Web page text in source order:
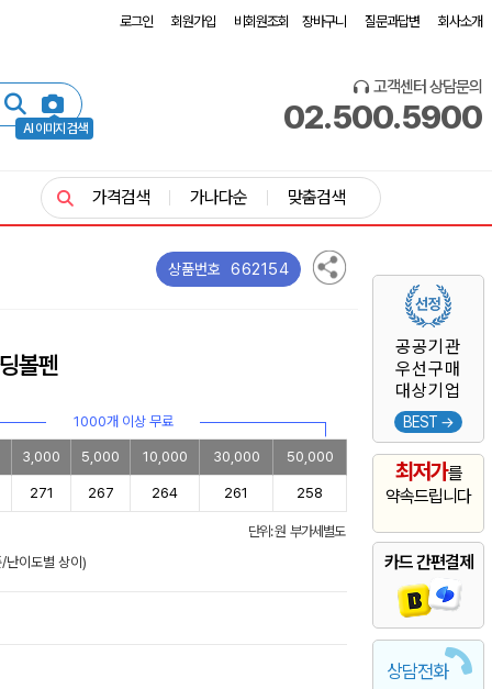
로그인 회원가입 비회원조회 장바구니 질문과답변 회사소개
AI 이미지 검색
고객센터 상담문의
02.500.5900
공공기관
우선구매
대상기업
BEST →
최저가를
약속드립니다
카드 간편결제
상담전화
가격검색 가나다순 맞춤검색
상품번호 662154
볼펜
1000개 이상 무료
3,000 5,000 10,000 30,000 50,000
271 267 264 261 258
단위: 원 부가세별도
이도별 상이)